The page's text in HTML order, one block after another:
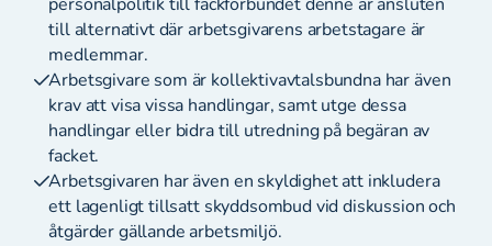
till alternativt där arbetsgivarens arbetstagare är
medlemmar.
Arbetsgivare som är kollektivavtalsbundna har även
krav att visa vissa handlingar, samt utge dessa
handlingar eller bidra till utredning på begäran av
facket.
Arbetsgivaren har även en skyldighet att inkludera
ett lagenligt tillsatt skyddsombud vid diskussion och
åtgärder gällande arbetsmiljö.